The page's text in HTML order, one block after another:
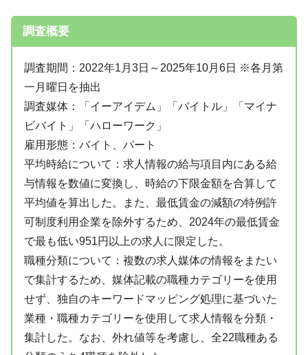
調査概要
調査期間：2022年1月3日～2025年10月6日 ※各月第
一月曜日を抽出
調査媒体：「イーアイデム」「バイトル」「マイナ
ビバイト」「ハローワーク」
雇用形態：バイト、パート
平均時給について：求人情報の給与項目内にある給
与情報を数値に変換し、時給の下限金額を合算して
平均値を算出した。また、最低賃金の減額の特例許
可制度利用企業を除外するため、2024年の最低賃金
で最も低い951円以上の求人に限定した。
職種分類について：複数の求人媒体の情報をまたい
で集計するため、媒体記載の職種カテゴリーを使用
せず、独自のキーワードマッピング処理に基づいた
業種・職種カテゴリーを使用して求人情報を分類・
集計した。なお、外れ値等を考慮し、全22職種ある